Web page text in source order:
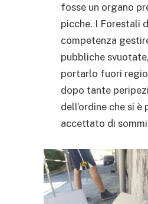
fosse un organo
picche. I Forestali
competenza
pubbliche
portarlo fuori
dopo tante
dell’ordine che si
accettato di